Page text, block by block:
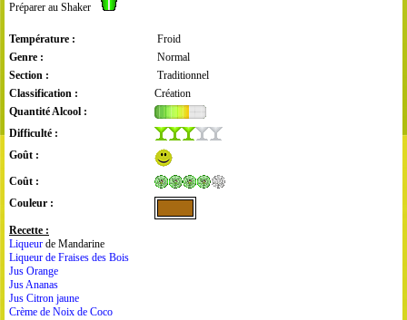
Préparer au Shaker
Température :
Froid
Genre :
Normal
Section :
Traditionnel
Classification :
Création
Quantité Alcool :
Difficulté :
Goût :
Coût :
Couleur :
Recette :
Liqueur de Mandarine
Liqueur de Fraises des Bois
Jus Orange
Jus Ananas
Jus Citron jaune
Crème de Noix de Coco